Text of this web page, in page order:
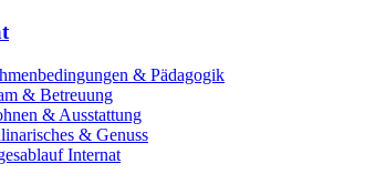
& Pädagogik
& Betreuung
& Ausstattung
& Genuss
Internat